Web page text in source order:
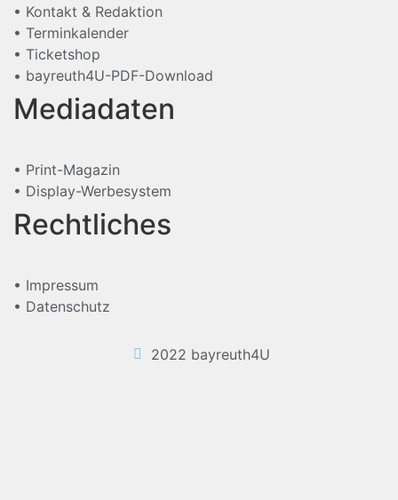
• Kontakt & Redaktion
• Terminkalender
• Ticketshop
• bayreuth4U-PDF-Download
Mediadaten
• Print-Magazin
• Display-Werbesystem
Rechtliches
• Impressum
• Datenschutz
2022 bayreuth4U